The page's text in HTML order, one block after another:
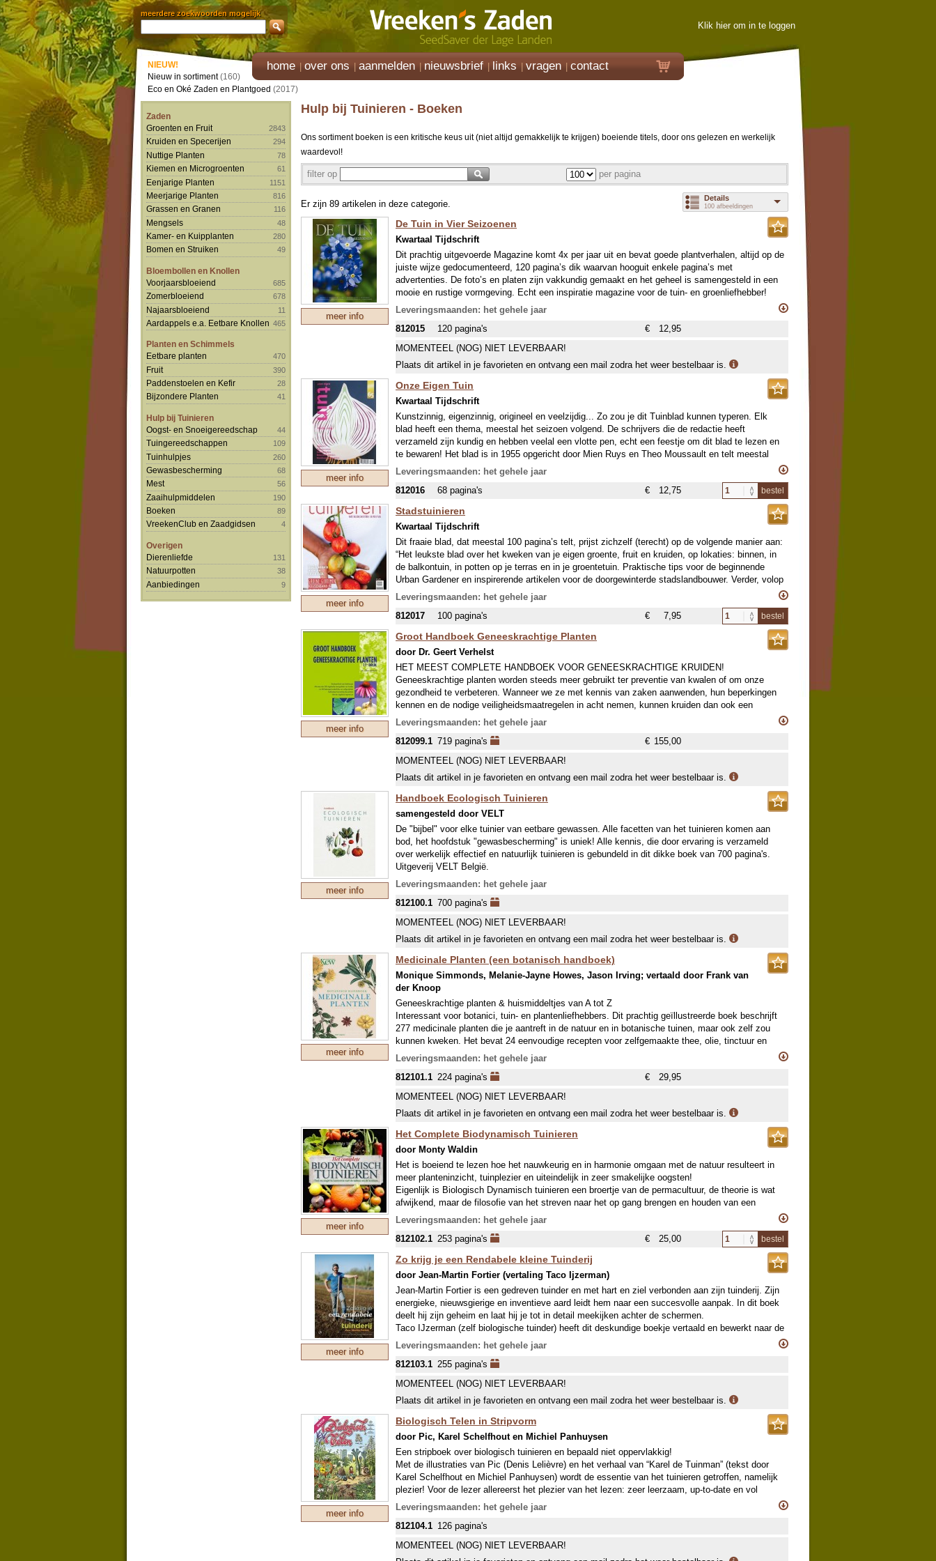
meerdere zoekwoorden mogelijk
Klik hier om in te loggen
home over ons aanmelden nieuwsbrief links vragen contact
NIEUW!
Nieuw in sortiment(160)
Eco en Oké Zaden en Plantgoed (2017)
Zaden
Groenten en Fruit
2843
Kruiden en Specerijen 294
Nuttige Planten 78
Kiemen en Microgroenten 61
Eenjarige Planten 1151
Meerjarige Planten 816
Grassen en Granen 116
Mengsels 48
Kamer- en Kuipplanten 280
Bomen en Struiken 49
Bloembollen en Knollen
Voorjaarsbloeiend
685
Zomerbloeiend 678
Najaarsbloeiend 11
Aardappels e.a. Eetbare Knollen 465
Planten en Schimmels
Eetbare planten
470
Fruit 390
Paddenstoelen en Kefir 28
Bijzondere Planten 41
Hulp bij Tuinieren
Oogst- en Snoeigereedschap
44
Tuingereedschappen 109
Tuinhulpjes 260
Gewasbescherming 68
Mest 56
Zaaihulpmiddelen 190
Boeken 89
VreekenClub en Zaadgidsen 4
Overigen
Dierenliefde
131
Natuurpotten 38
Aanbiedingen 9
Hulp bij Tuinieren - Boeken
Ons sortiment boeken is een kritische keus uit (niet altijd gemakkelijk te krijgen) boeiende titels, door ons gelezen en werkelijk
waardevol!
filter op per pagina
Details
100 afbeeldingen
Er zijn 89 artikelen in deze categorie.
meer info
De Tuin in Vier Seizoenen
Kwartaal Tijdschrift
Dit prachtig uitgevoerde Magazine komt 4x per jaar uit en bevat goede plantverhalen, altijd op de
juiste wijze gedocumenteerd, 120 pagina’s dik waarvan hooguit enkele pagina’s met
advertenties. De foto’s en platen zijn vakkundig gemaakt en het geheel is samengesteld in een
mooie en rustige vormgeving. Echt een inspiratie magazine voor de tuin- en groenliefhebber!
WE LEVEREN UITERAARD ALTIJD HET NIEUWSTE NUMMER.
Leveringsmaanden: het gehele jaar
812015
120 pagina's €
12,95
MOMENTEEL (NOG) NIET LEVERBAAR!
Plaats dit artikel in je favorieten en ontvang een mail zodra het weer bestelbaar is.
meer info
Onze Eigen Tuin
Kwartaal Tijdschrift
Kunstzinnig, eigenzinnig, origineel en veelzijdig... Zo zou je dit Tuinblad kunnen typeren. Elk
blad heeft een thema, meestal het seizoen volgend. De schrijvers die de redactie heeft
verzameld zijn kundig en hebben veelal een vlotte pen, echt een feestje om dit blad te lezen en
te bewaren! Het blad is in 1955 opgericht door Mien Ruys en Theo Moussault en telt meestal
68 pagina’s, waaronder slechts enkele pagina’s met advertenties.
WE LEVEREN UITERAARD ALTIJD HET NIEUWSTE NUMMER.
Leveringsmaanden: het gehele jaar
812016
68 pagina's € 12,75 bestel
meer info
Stadstuinieren
Kwartaal Tijdschrift
Dit fraaie blad, dat meestal 100 pagina’s telt, prijst zichzelf (terecht) op de volgende manier aan:
“Het leukste blad over het kweken van je eigen groente, fruit en kruiden, op lokaties: binnen, in
de balkontuin, in potten op je terras en in je groentetuin. Praktische tips voor de beginnende
Urban Gardener en inspirerende artikelen voor de doorgewinterde stadslandbouwer. Verder, volop
informatie over onbekendere gewassen, leuke recepten, de laatste trendy nieuwtjes, wildplukken
en mooie buurtinitiatieven.”
Het blad komt 1x per kwartaal uit.
Leveringsmaanden: het gehele jaar
812017
100 pagina's € 7,95 bestel
meer info
Groot Handboek Geneeskrachtige Planten
door Dr. Geert Verhelst
HET MEEST COMPLETE HANDBOEK VOOR GENEESKRACHTIGE KRUIDEN!
Geneeskrachtige planten worden steeds meer gebruikt ter preventie van kwalen of om onze
gezondheid te verbeteren. Wanneer we ze met kennis van zaken aanwenden, hun beperkingen
kennen en de nodige veiligheidsmaatregelen in acht nemen, kunnen kruiden dan ook een
volwaardige aanvulling zijn bij de reguliere gezondheidszorg.
In dit overzichtelijk naslagwerk (162 kruiden!) stelt Dr. Geert Verhelst op een grondige manier de
belangrijkste kruiden van de moderne fytotherapie voor. Hij belicht onder meer inhoudsstoffen,
werking, indicaties en verwerkingsvormen en zorgt er door het aanstippen van waarschuwingen,
potentiele nevenwerking, contra-indicaties en interacties voor dat we op een veilige manier
kruiden kunnen aanwenden. De informatie is zoveel mogelijk gebaseerd op recent
wetenschappelijk onderzoek en is opgeluisterd met sprekende kleurenfoto's.
Dit praktisch handboek is uiteraard aangeraden voor al wie op professionele basis met
geneeskrachtige planten omgaat: artsen, apothekers, therapeuten, herboristen, natuurwinkeliers
en producenten van voedingssupplement. Het zal echter ook voor de hobbymatige
kruidenliefhebber een welkom handboek zijn, een baken van betrouwbaarheid in een wereld van
sprookjes over gezondmakende stoffen…
Leveringsmaanden: het gehele jaar
812099.1 719 pagina's € 155,00
MOMENTEEL (NOG) NIET LEVERBAAR!
Plaats dit artikel in je favorieten en ontvang een mail zodra het weer bestelbaar is.
meer info
Handboek Ecologisch Tuinieren
samengesteld door VELT
De "bijbel" voor elke tuinier van eetbare gewassen. Alle facetten van het tuinieren komen aan
bod, het hoofdstuk "gewasbescherming" is uniek! Alle kennis, die door ervaring is verzameld
over werkelijk effectief en natuurlijk tuinieren is gebundeld in dit dikke boek van 700 pagina's.
Uitgeverij VELT België.
Leveringsmaanden: het gehele jaar
812100.1 700 pagina's
MOMENTEEL (NOG) NIET LEVERBAAR!
Plaats dit artikel in je favorieten en ontvang een mail zodra het weer bestelbaar is.
meer info
Medicinale Planten (een botanisch handboek)
Monique Simmonds, Melanie-Jayne Howes, Jason Irving; vertaald door Frank van
der Knoop
Geneeskrachtige planten & huismiddeltjes van A tot Z
Interessant voor botanici, tuin- en plantenliefhebbers. Dit prachtig geïllustreerde boek beschrijft
277 medicinale planten die je aantreft in de natuur en in botanische tuinen, maar ook zelf zou
kunnen kweken. Het bevat 24 eenvoudige recepten voor zelfgemaakte thee, olie, tinctuur en
crèmes en laat zien hoe je die planten kunt kweken, oogsten en verwerken.
Aansluitend bij een 5000 jaar oude traditie beschrijven de Britse auteurs, experts van de Kew
Royal Botanical Gardens, actuele kennis rondom dit boeiende onderwerp. Het gaat veelal om
algemene soorten met onvermoede eigenschappen, zoals de wilg (die aspirine produceert) en de
kleine maagdenpalm (die chemotherapie bij bepaalde typen kanker ondersteunt).
De auteurs zijn allen experts in de plantengeneeskunde, werkzaam bij de Britse Kew Royal
Botanical Gardens. Jason Irving geeft workshops over plukken en bereiden van medicinale
planten (www.foragewildfood.com)
Leveringsmaanden: het gehele jaar
812101.1 224 pagina's €
29,95
MOMENTEEL (NOG) NIET LEVERBAAR!
Plaats dit artikel in je favorieten en ontvang een mail zodra het weer bestelbaar is.
meer info
Het Complete Biodynamisch Tuinieren
door Monty Waldin
Het is boeiend te lezen hoe het nauwkeurig en in harmonie omgaan met de natuur resulteert in
meer planteninzicht, tuinplezier en uiteindelijk in zeer smakelijke oogsten!
Eigenlijk is Biologisch Dynamisch tuinieren een broertje van de permacultuur, de theorie is wat
afwijkend, maar de filosofie van het streven naar het op gang brengen en houden van een
diverse en evenwichtige tuin hebben beide methodes tot uitgangspunt.
Dit boek haalt BD uit zijn stoffige imago, een heerlijk boek om te lezen en daarna een
naslagwerk voor elke moestuinier.
Leveringsmaanden: het gehele jaar
812102.1 253 pagina's € 25,00 bestel
meer info
Zo krijg je een Rendabele kleine Tuinderij
door Jean-Martin Fortier (vertaling Taco Ijzerman)
Jean-Martin Fortier is een gedreven tuinder en met hart en ziel verbonden aan zijn tuinderij. Zijn
energieke, nieuwsgierige en inventieve aard leidt hem naar een succesvolle aanpak. In dit boek
deelt hij zijn geheim en laat hij je tot in detail meekijken achter de schermen.
Taco IJzerman (zelf biologische tuinder) heeft dit deskundige boekje vertaald en bewerkt naar de
Nederlandse situatie.
Leveringsmaanden: het gehele jaar
812103.1 255 pagina's
MOMENTEEL (NOG) NIET LEVERBAAR!
Plaats dit artikel in je favorieten en ontvang een mail zodra het weer bestelbaar is.
meer info
Biologisch Telen in Stripvorm
door Pic, Karel Schelfhout en Michiel Panhuysen
Een stripboek over biologisch tuinieren en bepaald niet oppervlakkig!
Met de illustraties van Pic (Denis Lelièvre) en het verhaal van “Karel de Tuinman” (tekst door
Karel Schelfhout en Michiel Panhuysen) wordt de essentie van het tuinieren getroffen, namelijk
plezier! Voor de lezer allereerst het plezier van het lezen: zeer leerzaam, up-to-date en vol
humor. En daarna het plezier van de teelt, het zien van groei, het oogsten, proeven en tot slot
het bevredigende besef dat je de aarde beschermt.
Karel Schelfhout is al meer dan dertig jaar een autoriteit op het gebied van tuinbouw. Hij heeft
een belangrijke rol gespeeld bij de verbreiding van de hoogwaardige tuinbouwtechnieken die in
Leveringsmaanden: het gehele jaar
812104.1 126 pagina's
MOMENTEEL (NOG) NIET LEVERBAAR!